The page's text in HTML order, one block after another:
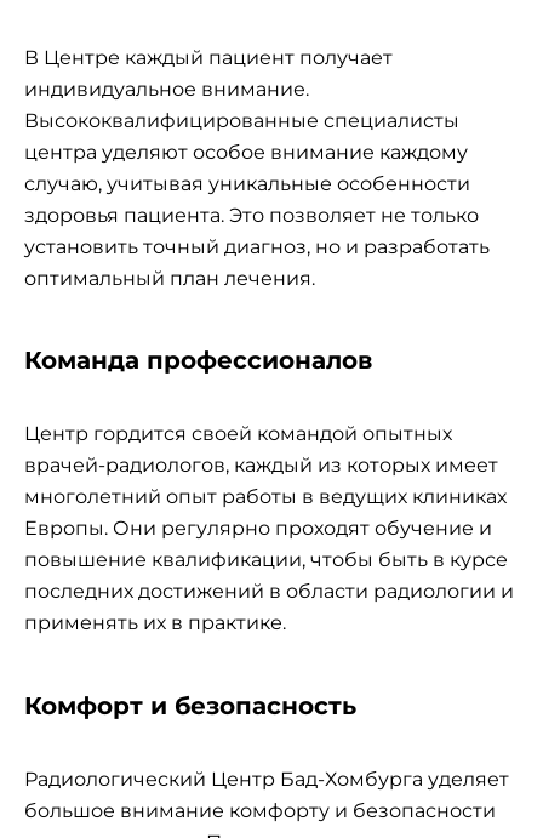
В Центре каждый пациент получает
индивидуальное внимание.
Высококвалифицированные специалисты
центра уделяют особое внимание каждому
случаю, учитывая уникальные особенности
здоровья пациента. Это позволяет не только
установить точный диагноз, но и разработать
оптимальный план лечения.
Команда профессионалов
Центр гордится своей командой опытных
врачей-радиологов, каждый из которых имеет
многолетний опыт работы в ведущих клиниках
Европы. Они регулярно проходят обучение и
повышение квалификации, чтобы быть в курсе
последних достижений в области радиологии и
применять их в практике.
Комфорт и безопасность
Радиологический Центр Бад-Хомбурга уделяет
большое внимание комфорту и безопасности